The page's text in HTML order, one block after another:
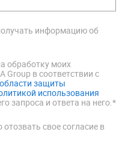
информацию об
обработку моих
Group в соответствии с
защиты
использования
запроса и ответа на него.*
свое согласие в